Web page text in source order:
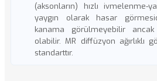
(aksonların) hızlı ivmelenme-
yaygın olarak hasar
kanama görülmeyebilir
olabilir. MR diffüzyon ağırlıklı
standarttır.